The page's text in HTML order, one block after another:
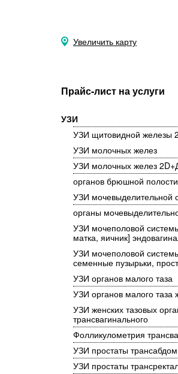
Увеличить карту
Прайс-лист на услуги
УЗИ
УЗИ щитовидной железы
УЗИ молочных желез
УЗИ молочных желез
органов брюшной
УЗИ мочевыделительной
органы
УЗИ мочеполовой
матка, яичник]
УЗИ мочеполовой
семенные пузырьки,
УЗИ органов малого таза
УЗИ органов малого
УЗИ женских тазовых
трансвагинального
Фолликулометрия
УЗИ простаты
УЗИ простаты